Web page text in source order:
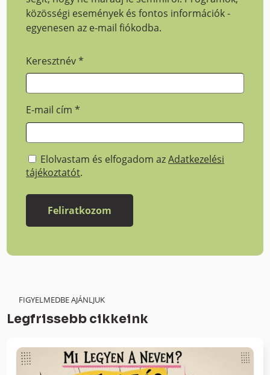
közösségi események és fontos információk -
egyenesen az e-mail fiókodba.
Keresztnév*
E-mail cím*
Elolvastam és elfogadom azAdatkezelési
tájékoztatót.
FIGYELMEDBE AJÁNLJUK
Legfrissebb cikkeink